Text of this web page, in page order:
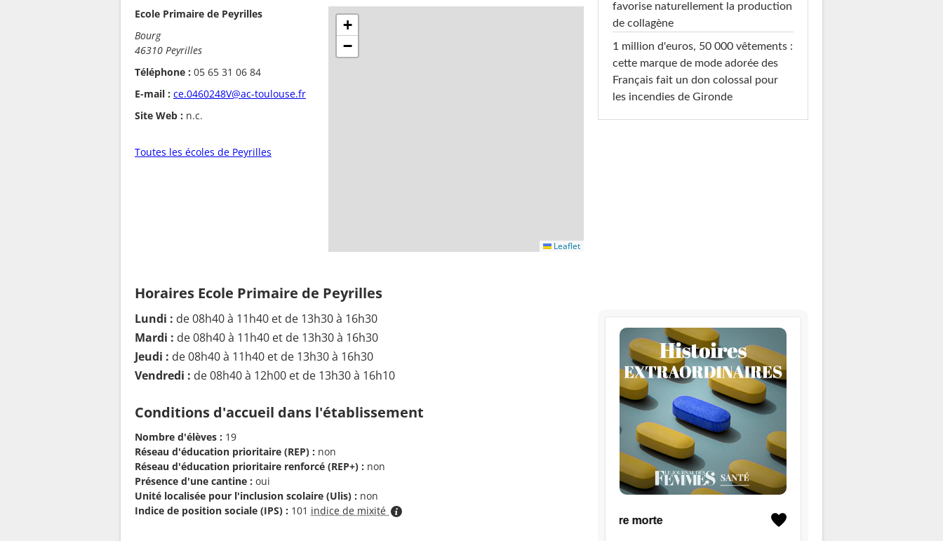
Ecole Primaire de Peyrilles
Bourg
46310 Peyrilles
Téléphone : 05 65 31 06 84
E-mail : ce.0460248V@ac-toulouse.fr
Site Web : n.c.
Toutes les écoles de Peyrilles
+
−
Leaflet
Horaires Ecole Primaire de Peyrilles
Lundi : de 08h40 à 11h40 et de 13h30 à 16h30
Mardi : de 08h40 à 11h40 et de 13h30 à 16h30
Jeudi : de 08h40 à 11h40 et de 13h30 à 16h30
Vendredi : de 08h40 à 12h00 et de 13h30 à 16h10
Conditions d'accueil dans l'établissement
Nombre d'élèves : 19
Réseau d'éducation prioritaire (REP) : non
Réseau d'éducation prioritaire renforcé (REP+) : non
Présence d'une cantine : oui
Unité localisée pour l'inclusion scolaire (Ulis) : non
Indice de position sociale (IPS) : 101 indice de mixité
favorise naturellement la production
de collagène
1 million d'euros, 50 000 vêtements :
cette marque de mode adorée des
Français fait un don colossal pour
les incendies de Gironde